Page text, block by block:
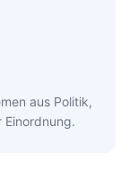
aus Politik,